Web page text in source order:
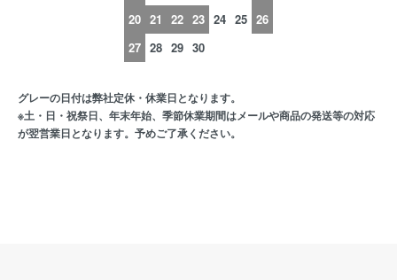
20 21 22 23 24 25 26
27 28 29 30
グレーの日付は弊社定休・休業日となります。
※土・日・祝祭日、年末年始、季節休業期間はメールや商品の発送等の対応
が翌営業日となります。予めご了承ください。